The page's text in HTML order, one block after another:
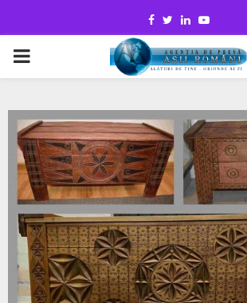
Facebook
TwitterLinkedinYoutube
PRIMARY